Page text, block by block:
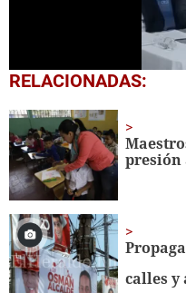
0
seconds
1
minute,
18
seconds
RELACIONADAS:
presión
calles y